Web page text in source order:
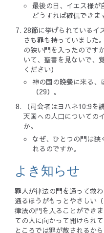
最後の日、イエス様が
どうすれば確信できま
28節に挙げられているイ
さも罪も持っていました
の狭い門を入ったのです
いて、聖書を見ないで、
ください）
神の国の晩餐に来る、
（29）。
（司会者はヨハネ10:9を
天国への人口についての
か。
なぜ、ひとつの門は狭
れるのですか。
よき知らせ
罪人が律法の門を通って救
通るほうがもっとやさしい
律法の門を入ることができ
ての人に向かって開けられ
ところでは罪が赦されるから